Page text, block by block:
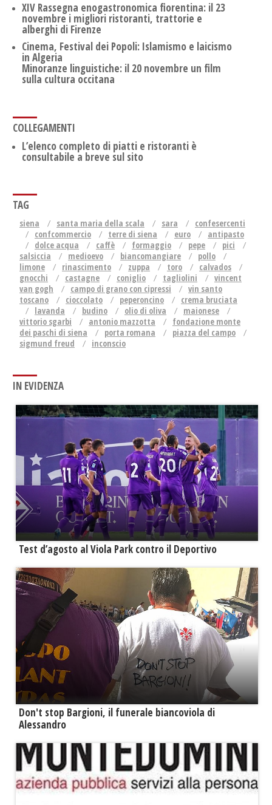
XIV Rassegna enogastronomica fiorentina: il 23
novembre i migliori ristoranti, trattorie e
alberghi di Firenze
Cinema, Festival dei Popoli: Islamismo e laicismo
in Algeria
Minoranze linguistiche: il 20 novembre un film
sulla cultura occitana
COLLEGAMENTI
L’elenco completo di piatti e ristoranti è
consultabile a breve sul sito
TAG
siena santa maria della scala sara
confesercenti
confcommercio
terre di siena euro
antipasto
dolce acqua
caffè formaggio pepe
pici
salsiccia
medioevo biancomangiare
pollo
limone
rinascimento zuppa toro
calvados
gnocchi
castagne coniglio tagliolini
vincent
van gogh
campo di grano con cipressi
vin santo
toscano
cioccolato peperoncino
crema bruciata
lavanda
budino olio di oliva
maionese
vittorio sgarbi
antonio mazzotta
fondazione monte
dei paschi di siena
porta romana
piazza del campo
sigmund freud
inconscio
IN EVIDENZA
Test d’agosto al Viola Park contro il Deportivo
Don't stop Bargioni, il funerale biancoviola di
Alessandro